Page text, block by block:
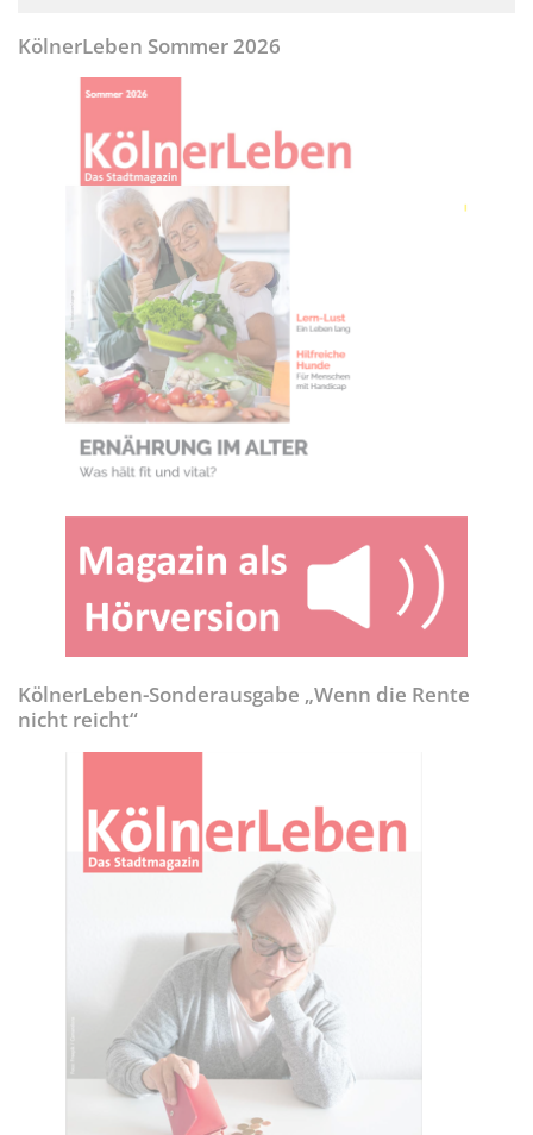
KölnerLeben Sommer 2026
KölnerLeben-Sonderausgabe „Wenn die Rente
nicht reicht“